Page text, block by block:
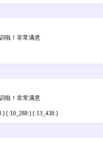
啦！非常满意
啦！非常满意